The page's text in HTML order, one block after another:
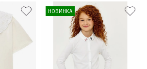
НОВИНКА